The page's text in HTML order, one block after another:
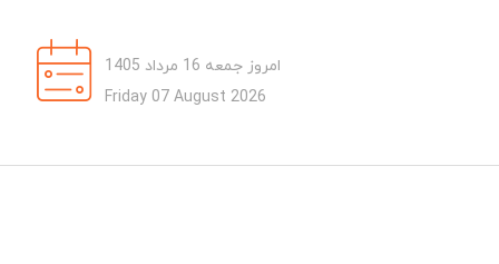
امروز جمعه 16 مرداد 1405
Friday 07 August 2026